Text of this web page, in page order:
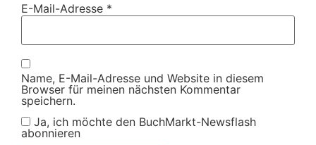
E-Mail-Adresse *
Name, E-Mail-Adresse und Website in diesem
Browser für meinen nächsten Kommentar
speichern.
Ja, ich möchte den BuchMarkt-Newsflash
abonnieren